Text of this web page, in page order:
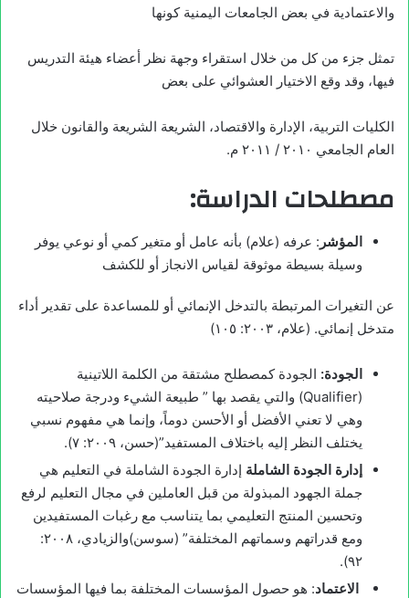
والاعتمادية في بعض الجامعات اليمنية كونها
تمثل جزء من كل من خلال استقراء وجهة نظر أعضاء هيئة التدريس
فيها، وقد وقع الاختيار العشوائي على بعض
الكليات التربية، الإدارة والاقتصاد، الشريعة الشريعة والقانون خلال
العام الجامعي ۲۰۱۰ / ۲۰۱۱ م.
مصطلحات الدراسة:
المؤشر : عرفه (علام) بأنه عامل أو متغير كمي أو نوعي يوفر
وسيلة بسيطة موثوقة لقياس الانجاز أو للكشف
عن التغيرات المرتبطة بالتدخل الإنمائي أو للمساعدة على تقدير أداء
متدخل إنمائي. (علام، ۲۰۰۳: ١٠٥)
الجودة: الجودة كمصطلح مشتقة من الكلمة اللاتينية
(Qualifier) والتي يقصد بها ” طبيعة الشيء ودرجة صلاحيته
وهي لا تعني الأفضل أو الأحسن دوماً، وإنما هي مفهوم نسبي
يختلف النظر إليه باختلاف المستفيد”(حسن، ۲۰۰۹: ۷).
إدارة الجودة الشاملة إدارة الجودة الشاملة في التعليم هي
جملة الجهود المبذولة من قبل العاملين في مجال التعليم لرفع
وتحسين المنتج التعليمي بما يتناسب مع رغبات المستفيدين
ومع قدراتهم وسماتهم المختلفة” (سوسن)والزيادي، ۲۰۰۸:
۹۲).
الاعتماد: هو حصول المؤسسات المختلفة بما فيها المؤسسات